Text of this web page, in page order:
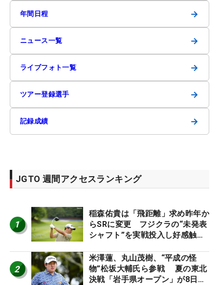
年間日程 →
ニュース一覧 →
ライブフォト一覧 →
ツアー登録選手 →
記録成績 →
JGTO 週間アクセスランキング
1
稲森佑貴は「飛距離」求め昨年か
らSRに変更 フジクラの“未発表
シャフト”を実戦投入し好感触
ーのヒトネタ！】
2
米澤蓮、丸山茂樹、“平成の怪
物”松坂大輔氏ら参戦 夏の東北
決戦「岩手県オープン」が8日開